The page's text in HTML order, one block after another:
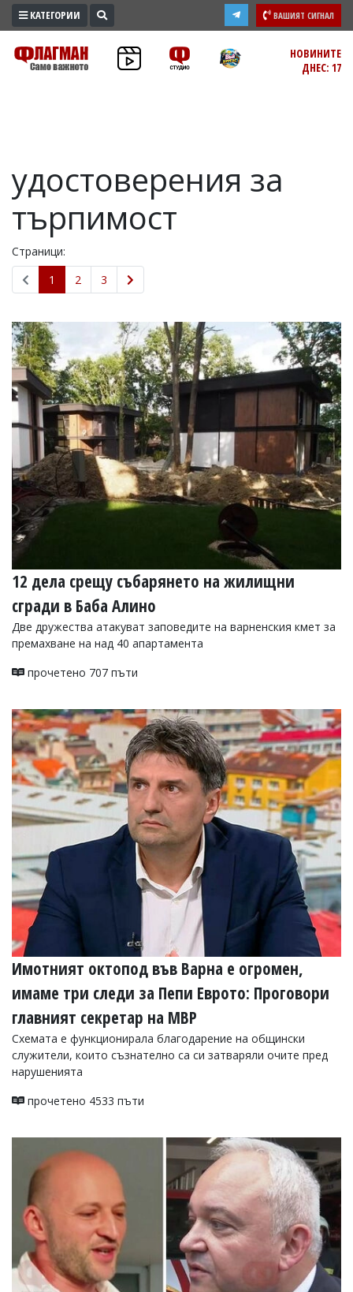
ПРОМО
ЗОНА
ЗДРАВЕ
ПОЛИТИКА
ОБЩИНИ
ОБЩЕСТВО
ЛАЙФСТАЙЛ
В
УКРАЙНА
СПОРТ
РАЗСЛЕДВАНЕ
БИЗНЕС
ЮГ
Управители:
Веселин
Василев,
email:
v.vasilev@flagman.bg
Катя
Касабова,
k.kassabova@flagman.bg
Главен
редактор:
Иван
Колев,
email:
Коментарите
под
статиите
се
въвеждат
от
читателите
и
носи
отговорност
за
тях!
откриете
обиден
за
вас
коментар,
сигнализирайте
ни!
КАТЕГОРИИ ВАШИЯТ СИГНАЛ
НОВИНИТЕ
ДНЕС: 17
удостоверения за
търпимост
Страници:
1
2 3
12 дела срещу събарянето на жилищни
сгради в Баба Алино
Две дружества атакуват заповедите на варненския кмет за
премахване на над 40 апартамента
прочетено 707 пъти
Имотният октопод във Варна е огромен,
имаме три следи за Пепи Еврото: Проговори
главният секретар на МВР
Схемата е функционирала благодарение на общински
служители, които съзнателно са си затваряли очите пред
нарушенията
прочетено 4533 пъти